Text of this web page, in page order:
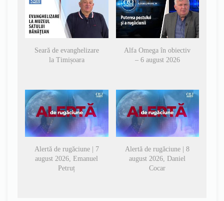
Seară de evanghelizare
la Timișoara
Alfa Omega în obiectiv
– 6 august 2026
Alertă de rugăciune | 7
august 2026, Emanuel
Petruț
Alertă de rugăciune | 8
august 2026, Daniel
Cocar